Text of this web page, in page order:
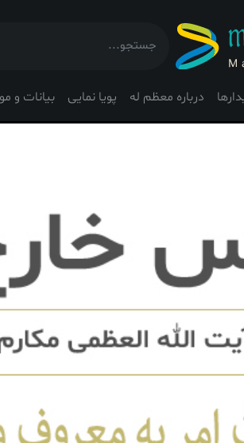
درباره معظم له پویا نمایی بیانات و